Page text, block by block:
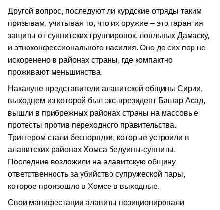
Другой вопрос, последуют ли курдские отряды таким
призывам, учитывая то, что их оружие – это гарантия
защиты от суннитских группировок, лояльных Дамаску,
и этноконфессионального насилия. Оно до сих пор не
искоренено в районах страны, где компактно
проживают меньшинства.
Накануне представители алавитской общины Сирии,
выходцем из которой был экс-президент Башар Асад,
вышли в прибрежных районах страны на массовые
протесты против переходного правительства.
Триггером стали беспорядки, которые устроили в
алавитских районах Хомса бедуины-сунниты.
Последние возложили на алавитскую общину
ответственность за убийство супружеской пары,
которое произошло в Хомсе в выходные.
Свои манифестации алавиты позиционировали